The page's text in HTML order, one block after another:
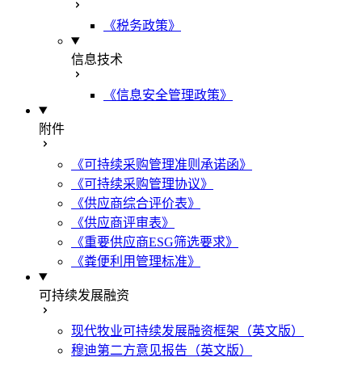
《税务政策》
信息技术
《信息安全管理政策》
附件
《可持续采购管理准则承诺函》
《可持续采购管理协议》
《供应商综合评价表》
《供应商评审表》
《重要供应商ESG筛选要求》
《粪便利用管理标准》
可持续发展融资
现代牧业可持续发展融资框架（英文版）
穆迪第二方意见报告（英文版）